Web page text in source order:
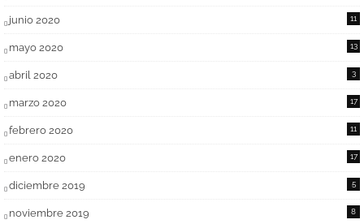
junio 2020 11
mayo 2020 13
abril 2020 3
marzo 2020 17
febrero 2020 11
enero 2020 17
diciembre 2019 5
noviembre 2019 8